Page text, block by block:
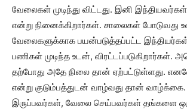
வேலைகள் முடிந்து விட்டது. இனி
என்று நினைக்கிறார்கள். சாலைகள் போடுவது
வேலைகளுக்காக பயன்படுத்தப்பட்ட
பணிகள் முடிந்த உடன், விரட்டப்படுகிறார்கள்.
தற்போது அதே நிலை தான் ஏற்பட்டுள்ளது.
என்று குடும்பத்துடன் வாழ்வது தான் வாழ்க்கை.
இருப்பவர்கள், வேலை செய்பவர்கள் தங்களை